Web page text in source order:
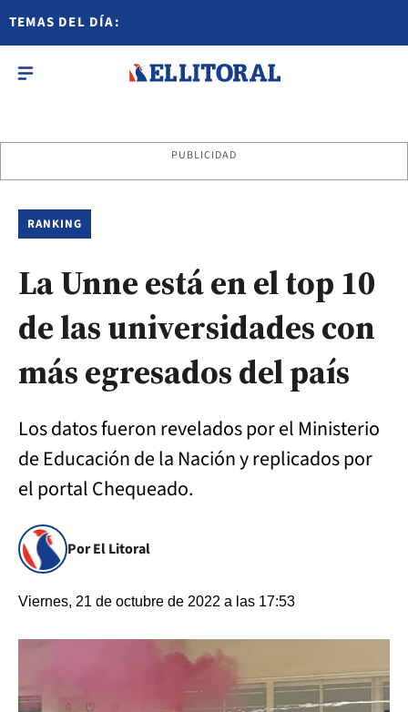
TEMAS DEL DÍA:
PUBLICIDAD
RANKING
La Unne está en el top 10
de las universidades con
más egresados del país
Los datos fueron revelados por el Ministerio
de Educación de la Nación y replicados por
el portal Chequeado.
Por El Litoral
Viernes, 21 de octubre de 2022 a las 17:53